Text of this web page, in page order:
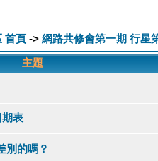
首頁 -> 網路共修會第一期 行星
主題
表
別的嗎？